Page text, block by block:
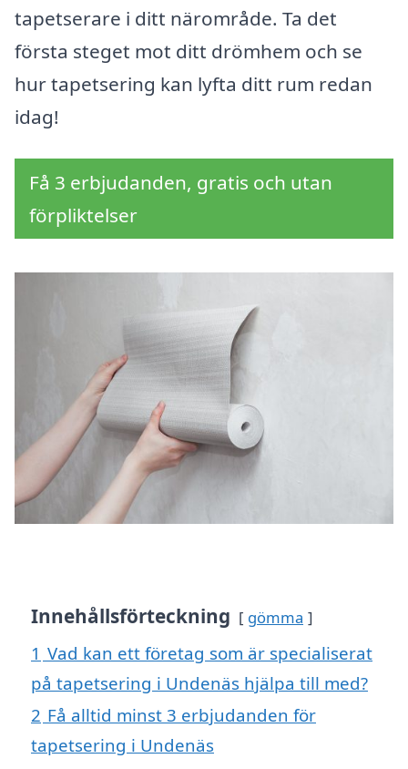
tapetserare i ditt närområde. Ta det
första steget mot ditt drömhem och se
hur tapetsering kan lyfta ditt rum redan
idag!
Få 3 erbjudanden, gratis och utan
förpliktelser
Innehållsförteckning gömma
1 Vad kan ett företag som är specialiserat
på tapetsering i Undenäs hjälpa till med?
2 Få alltid minst 3 erbjudanden för
tapetsering i Undenäs